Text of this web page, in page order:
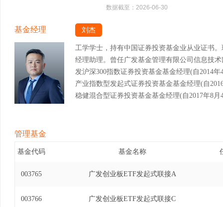
数据截至： 2026-06-30
基金经理 刘杰
工学学士，持有中国证券投资基金业从业证书
经理助理。曾任广发基金管理有限公司信息技
发沪深300指数证券投资基金基金经理(自2014
产业指数型发起式证券投资基金基金经理(自
稳健混合型证券投资基金基金经理(自2017年8
2019年11月14日)、广发中证军工交易型开放
金基金经理(自2017年1月25日至2019年11月14
农业指数证券投资基金基金经理(自2018年8月6
管理基金
基金代码 基金名称
003765 广发创业板ETF发起式联接A
003766 广发创业板ETF发起式联接C